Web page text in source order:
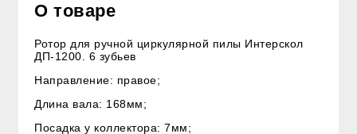
О товаре
Ротор для ручной циркулярной пилы Интерскол
ДП-1200. 6 зубьев
Направление: правое;
Длина вала: 168мм;
Посадка у коллектора: 7мм;